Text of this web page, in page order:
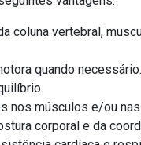
coluna vertebral,
quando necessário.
nos músculos e/ou
corporal e da